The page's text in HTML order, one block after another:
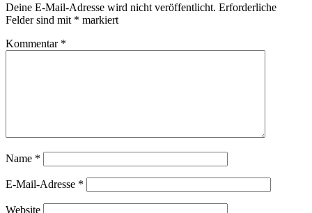
Deine E-Mail-Adresse wird nicht veröffentlicht. Erforderliche
Felder sind mit * markiert
Kommentar *
Name *
E-Mail-Adresse *
Website